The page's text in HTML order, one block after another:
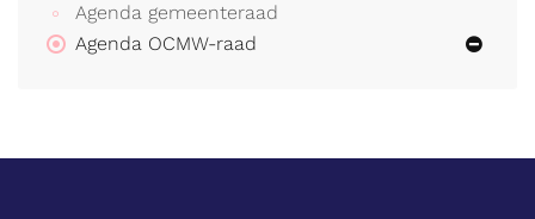
Agenda gemeenteraad
Agenda OCMW-raad